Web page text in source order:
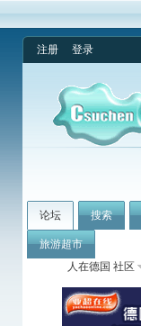
注册 登录
论坛 搜索
旅游超市
人在德国 社区